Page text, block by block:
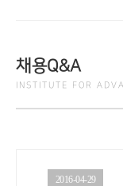
채용Q&A
INSTITUTE FOR
2016-04-29